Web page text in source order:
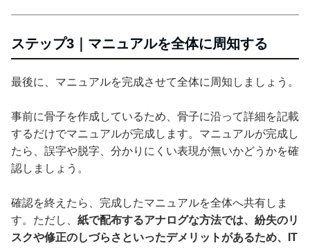
ステップ3｜マニュアルを全体に周知する
最後に、マニュアルを完成させて全体に周知しましょう。
事前に骨子を作成しているため、骨子に沿って詳細を記載
するだけでマニュアルが完成します。マニュアルが完成し
たら、誤字や脱字、分かりにくい表現が無いかどうかを確
認しましょう。
確認を終えたら、完成したマニュアルを全体へ共有しま
す。ただし、 紙で配布するアナログな方法では、紛失のリ
スクや修正のしづらさといったデメリットがあるため、IT